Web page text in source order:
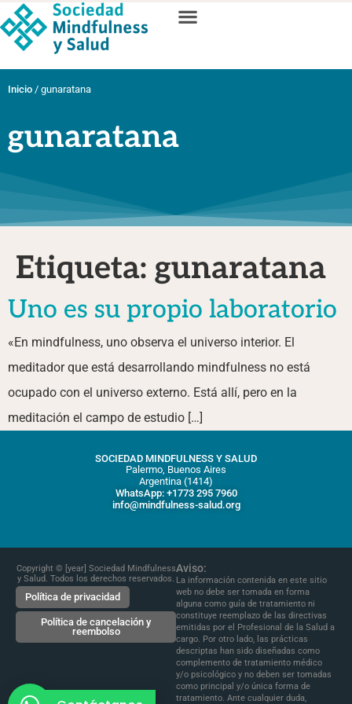
Inicio / gunaratana
gunaratana
Etiqueta: gunaratana
Uno es su propio laboratorio
«En mindfulness, uno observa el universo interior. El
meditador que está desarrollando mindfulness no está
ocupado con el universo externo. Está allí, pero en la
meditación el campo de estudio […]
SOCIEDAD MINDFULNESS Y SALUD
Palermo, Buenos Aires
Argentina (1414)
WhatsApp: +1773 295 7960
info@mindfulness-salud.org
Copyright © [year] Sociedad Mindfulness
y Salud. Todos los derechos reservados.
Política de privacidad
Política de cancelación y
reembolso
Aviso:
La información contenida en este sitio
web no debe ser tomada en forma
alguna como guía de tratamiento ni
constituye reemplazo de las directivas
emitidas por el Profesional de la Salud a
cargo. Por otro lado, las prácticas
descriptas han sido diseñadas como
complemento de tratamiento médico
y/o psicológico y no deben ser tomadas
como principal y/o única forma de
tratamiento. Ante cualquier duda,